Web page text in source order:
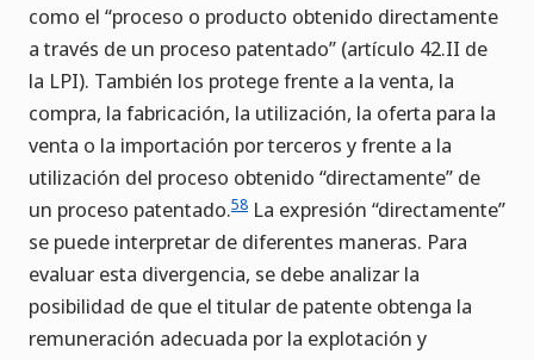
como el “proceso o producto obtenido directamente
a través de un proceso patentado” (artículo 42.II de
la LPI). También los protege frente a la venta, la
compra, la fabricación, la utilización, la oferta para la
venta o la importación por terceros y frente a la
utilización del proceso obtenido “directamente” de
un proceso patentado.58 La expresión “directamente”
se puede interpretar de diferentes maneras. Para
evaluar esta divergencia, se debe analizar la
posibilidad de que el titular de patente obtenga la
remuneración adecuada por la explotación y